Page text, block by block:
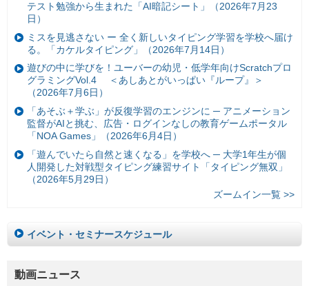
テスト勉強から生まれた「AI暗記シート」（2026年7月23
日）
ミスを見逃さない ー 全く新しいタイピング学習を学校へ届け
る。「カケルタイピング」（2026年7月14日）
遊びの中に学びを！ユーバーの幼児・低学年向けScratchプロ
グラミングVol.4 ＜あしあとがいっぱい『ループ』＞
（2026年7月6日）
「あそぶ＋学ぶ」が反復学習のエンジンに ─ アニメーション
監督がAIと挑む、広告・ログインなしの教育ゲームポータル
「NOA Games」（2026年6月4日）
「遊んでいたら自然と速くなる」を学校へ ─ 大学1年生が個
人開発した対戦型タイピング練習サイト「タイピング無双」
（2026年5月29日）
ズームイン一覧 >>
イベント・セミナースケジュール
動画ニュース